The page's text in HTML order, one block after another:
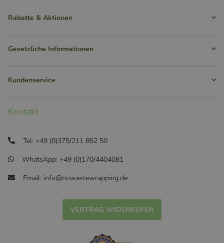
Rabatte & Aktionen
Gesetzliche Informationen
Kundenservice
Kontakt
Tel: +49 (0)375/211 852 50
WhatsApp: +49 (0)170/4404081
Email: info@nowastewrapping.de
VERTRAG WIDERRUFEN